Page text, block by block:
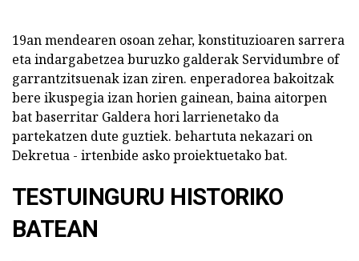
19an mendearen osoan zehar, konstituzioaren sarrera
eta indargabetzea buruzko galderak Servidumbre of
garrantzitsuenak izan ziren. enperadorea bakoitzak
bere ikuspegia izan horien gainean, baina aitorpen
bat baserritar Galdera hori larrienetako da
partekatzen dute guztiek. behartuta nekazari on
Dekretua - irtenbide asko proiektuetako bat.
TESTUINGURU HISTORIKO
BATEAN